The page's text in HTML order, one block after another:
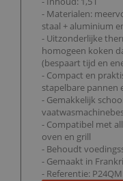
- Materialen:
staal + aluminium
- Uitzonderlijke
homogeen koken
(bespaart tijd en
- Compact en
stapelbare pannen
- Gemakkelijk
- Compatibel met
oven en grill
- Behoudt
- Gemaakt in
- Referentie: